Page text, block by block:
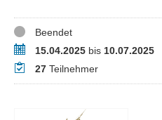
StatusBeendet
Zeitraum15.04.2025 bis 10.07.2025
Teilnehmer
27 Teilnehmer